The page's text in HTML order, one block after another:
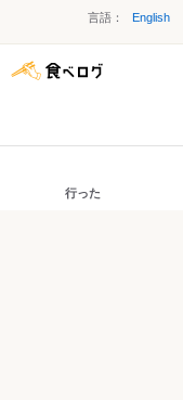
言語： English
行った